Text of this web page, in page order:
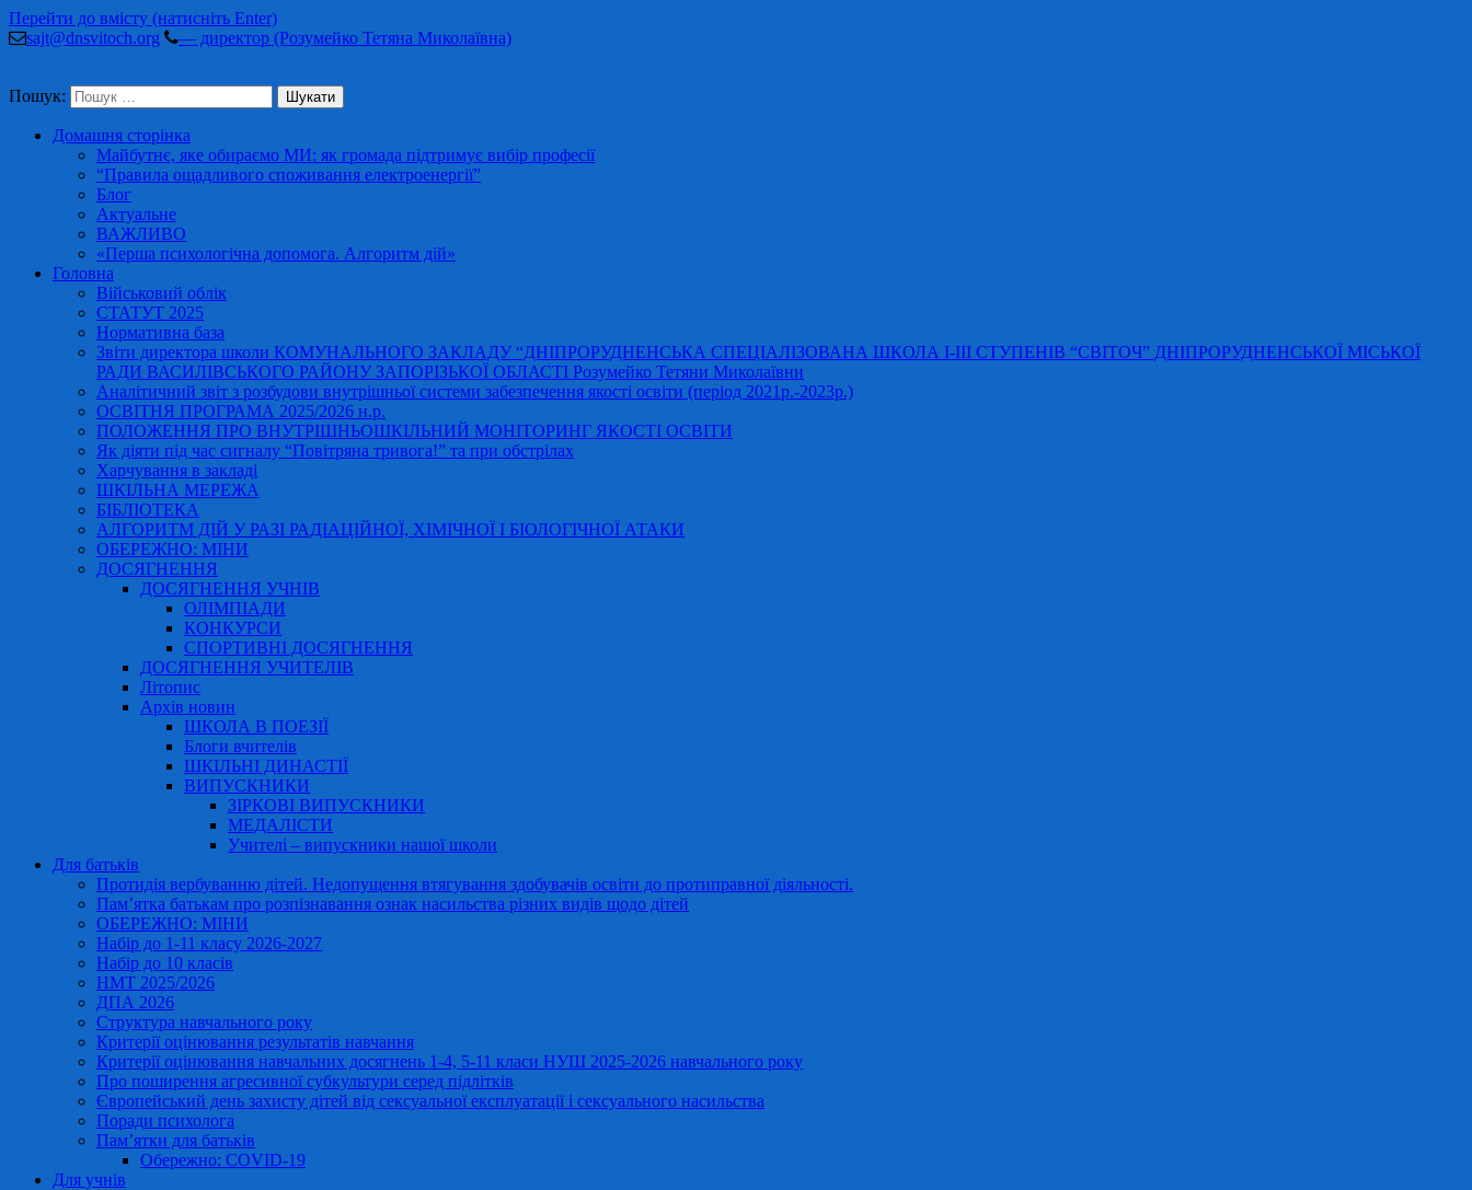
Перейти до вмісту (натисніть Enter)
sajt@dnsvitoch.org
— директор (Розумейко Тетяна Миколаївна)
Пошук:
Домашня сторінка
Майбутнє, яке обираємо МИ: як громада підтримує вибір професії
“Правила ощадливого споживання електроенергії”
Блог
Актуальне
ВАЖЛИВО
«Перша психологічна допомога. Алгоритм дій»
Головна
Військовий облік
СТАТУТ 2025
Нормативна база
Звіти директора школи КОМУНАЛЬНОГО ЗАКЛАДУ “ДНІПРОРУДНЕНСЬКА СПЕЦІАЛІЗОВАНА ШКОЛА І-ІІІ СТУПЕНІВ “СВІТОЧ” ДНІПРОРУДНЕНСЬКОЇ МІСЬКОЇ
РАДИ ВАСИЛІВСЬКОГО РАЙОНУ ЗАПОРІЗЬКОЇ ОБЛАСТІ Розумейко Тетяни Миколаївни
Аналітичний звіт з розбудови внутрішньої системи забезпечення якості освіти (період 2021р.-2023р.)
ОСВІТНЯ ПРОГРАМА 2025/2026 н.р.
ПОЛОЖЕННЯ ПРО ВНУТРІШНЬОШКІЛЬНИЙ МОНІТОРИНГ ЯКОСТІ ОСВІТИ
Як діяти під час сигналу “Повітряна тривога!” та при обстрілах
Харчування в закладі
ШКІЛЬНА МЕРЕЖА
БІБЛІОТЕКА
АЛГОРИТМ ДІЙ У РАЗІ РАДІАЦІЙНОЇ, ХІМІЧНОЇ І БІОЛОГІЧНОЇ АТАКИ
ОБЕРЕЖНО: МІНИ
ДОСЯГНЕННЯ
ДОСЯГНЕННЯ УЧНІВ
ОЛІМПІАДИ
КОНКУРСИ
СПОРТИВНІ ДОСЯГНЕННЯ
ДОСЯГНЕННЯ УЧИТЕЛІВ
Літопис
Архів новин
ШКОЛА В ПОЕЗІЇ
Блоги вчителів
ШКІЛЬНІ ДИНАСТІЇ
ВИПУСКНИКИ
ЗІРКОВІ ВИПУСКНИКИ
МЕДАЛІСТИ
Учителі – випускники нашої школи
Для батьків
Протидія вербуванню дітей. Недопущення втягування здобувачів освіти до протиправної діяльності.
Пам’ятка батькам про розпізнавання ознак насильства різних видів щодо дітей
ОБЕРЕЖНО: МІНИ
Набір до 1-11 класу 2026-2027
Набір до 10 класів
НМТ 2025/2026
ДПА 2026
Структура навчального року
Критерії оцінювання результатів навчання
Критерії оцінювання навчальних досягнень 1-4, 5-11 класи НУШ 2025-2026 навчального року
Про поширення агресивної субкультури серед підлітків
Європейський день захисту дітей від сексуальної експлуатації і сексуального насильства
Поради психолога
Пам’ятки для батьків
Обережно: COVID-19
Для учнів